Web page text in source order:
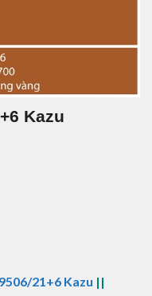
Kazu
21+6 Kazu ||